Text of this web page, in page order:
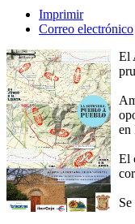
Imprimir
Correo electrónico
El
en
El